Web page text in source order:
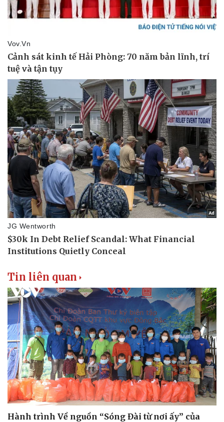
Pháp luật
Tư vấn luật
Quân sự - Quốc phòng
Tin liên quan
Hành trình Về nguồn “Sóng Đài từ nơi ấy” của